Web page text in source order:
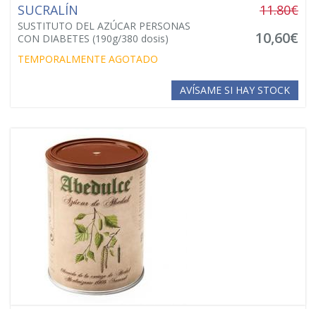
SUCRALÍN
SUSTITUTO DEL AZÚCAR PERSONAS
CON DIABETES (190g/380 dosis)
11.80€
10,60€
TEMPORALMENTE AGOTADO
AVÍSAME SI HAY STOCK